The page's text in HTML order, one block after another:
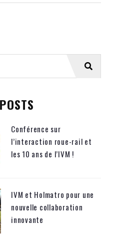
Conférence sur
l’interaction roue-rail et
les 10 ans de l’IVM !
IVM et Holmatro pour une
nouvelle collaboration
innovante